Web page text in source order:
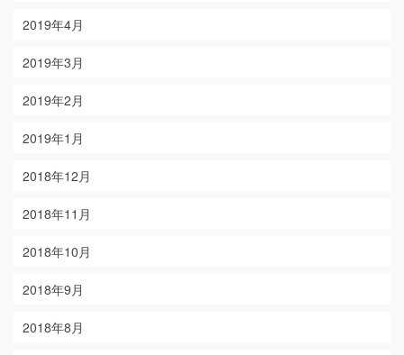
2019年4月
2019年3月
2019年2月
2019年1月
2018年12月
2018年11月
2018年10月
2018年9月
2018年8月